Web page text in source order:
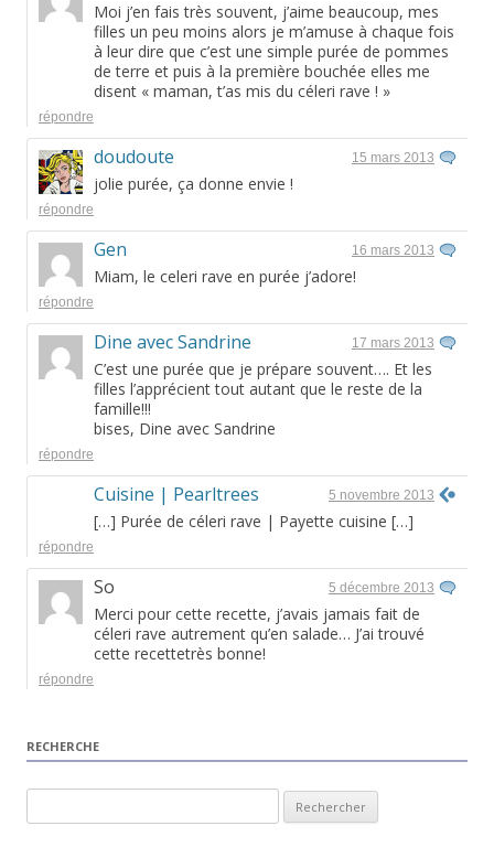
Moi j’en fais très souvent, j’aime beaucoup, mes
filles un peu moins alors je m’amuse à chaque fois
à leur dire que c’est une simple purée de pommes
de terre et puis à la première bouchée elles me
disent « maman, t’as mis du céleri rave ! »
répondre
doudoute 15 mars 2013
jolie purée, ça donne envie !
répondre
Gen 16 mars 2013
Miam, le celeri rave en purée j’adore!
répondre
Dine avec Sandrine 17 mars 2013
C’est une purée que je prépare souvent…. Et les
filles l’apprécient tout autant que le reste de la
famille!!!
bises, Dine avec Sandrine
répondre
Cuisine | Pearltrees 5 novembre 2013
[…] Purée de céleri rave | Payette cuisine […]
répondre
So 5 décembre 2013
Merci pour cette recette, j’avais jamais fait de
céleri rave autrement qu’en salade… J’ai trouvé
cette recettetrès bonne!
répondre
RECHERCHE